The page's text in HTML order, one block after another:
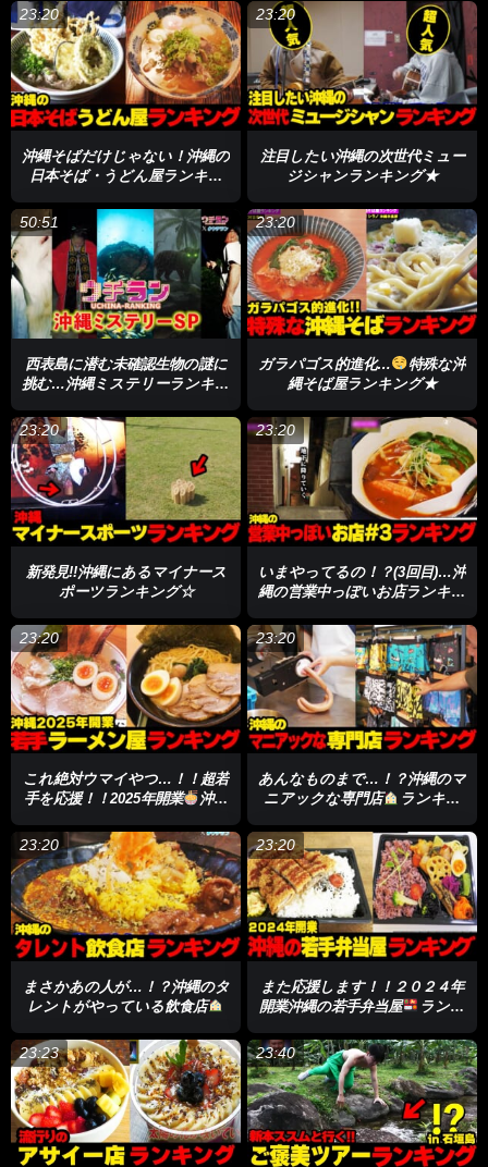
23:20
沖縄そばだけじゃない！沖縄の
日本そば・うどん屋ランキン
23:20
注目したい沖縄の次世代ミュー
ジシャンランキング★
50:51
西表島に潜む未確認生物の謎に
挑む…沖縄ミステリーランキン
23:20
ガラパゴス的進化…
特殊な沖
縄そば屋ランキング★
23:20
新発見!!沖縄にあるマイナース
ポーツランキング☆
23:20
いまやってるの！？(3回目)…沖
縄の営業中っぽいお店ランキン
23:20
これ絶対ウマイやつ…！！超若
手を応援！！2025年開業
沖縄
23:20
あんなものまで…！？沖縄のマ
ニアックな専門店
ランキン
23:20
まさかあの人が…！？沖縄のタ
レントがやっている飲食店
23:20
また応援します！！２０２４年
開業沖縄の若手弁当屋
ランキ
23:23 23:40